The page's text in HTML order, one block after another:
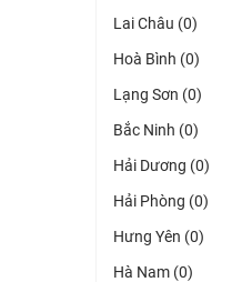
Lai Châu (0)
Hoà Bình (0)
Lạng Sơn (0)
Bắc Ninh (0)
Hải Dương (0)
Hải Phòng (0)
Hưng Yên (0)
Hà Nam (0)